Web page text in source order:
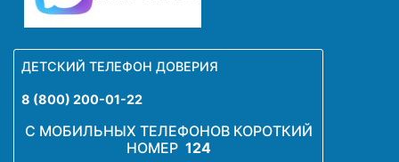
ДЕТСКИЙ ТЕЛЕФОН ДОВЕРИЯ
8 (800) 200-01-22
С МОБИЛЬНЫХ ТЕЛЕФОНОВ КОРОТКИЙ
НОМЕР 124